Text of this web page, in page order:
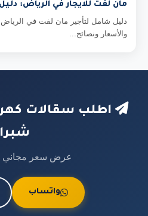
مان لفت للايجار في الرياض:
دليل شامل لتأجير مان لفت في الرياض.
والأسعار ونصائح...
اطلب سقالات
شبرا
عرض سعر مجاني
واتساب